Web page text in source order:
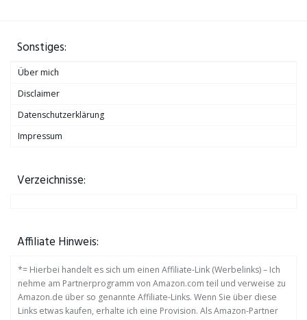
Sonstiges:
Über mich
Disclaimer
Datenschutzerklärung
Impressum
Verzeichnisse:
Affiliate Hinweis:
*= Hierbei handelt es sich um einen Affiliate-Link (Werbelinks) – Ich
nehme am Partnerprogramm von Amazon.com teil und verweise zu
Amazon.de über so genannte Affiliate-Links. Wenn Sie über diese
Links etwas kaufen, erhalte ich eine Provision. Als Amazon-Partner